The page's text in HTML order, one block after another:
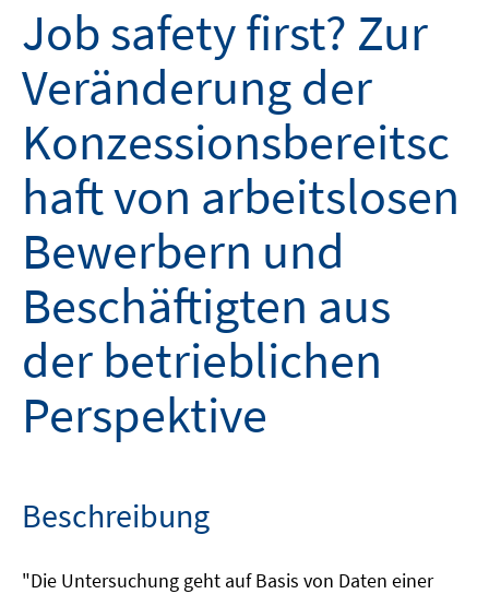
Job safety first? Zur
Veränderung der
Konzessionsbereitsc
haft von arbeitslosen
Bewerbern und
Beschäftigten aus
der betrieblichen
Perspektive
Beschreibung
"Die Untersuchung geht auf Basis von Daten einer